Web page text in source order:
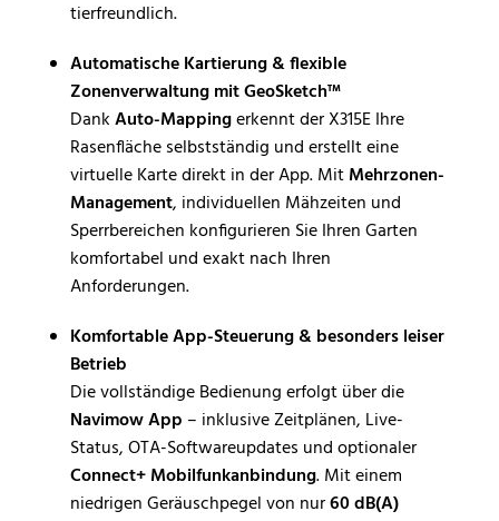
tierfreundlich.
Automatische Kartierung & flexible
Zonenverwaltung mit GeoSketch™
DankAuto-Mappingerkennt der X315E Ihre
Rasenfläche selbstständig und erstellt eine
virtuelle Karte direkt in der App. MitMehrzonen-
Management, individuellen Mähzeiten und
Sperrbereichen konfigurieren Sie Ihren Garten
komfortabel und exakt nach Ihren
Anforderungen.
Komfortable App-Steuerung & besonders leiser
Betrieb
Die vollständige Bedienung erfolgt über die
Navimow App – inklusive Zeitplänen, Live-
Status, OTA-Softwareupdates und optionaler
Connect+ Mobilfunkanbindung. Mit einem
niedrigen Geräuschpegel von nur60 dB(A)